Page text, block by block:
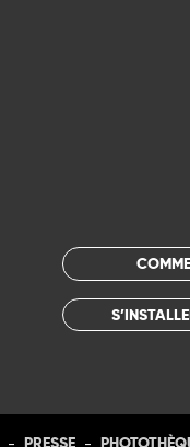
- PRESSE -